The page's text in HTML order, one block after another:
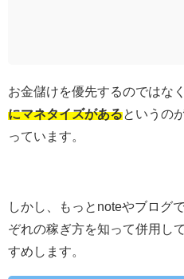
お金儲けを優先するのではなく
にマネタイズがあるというの
っています。
しかし、もっとnoteやブログ
ぞれの稼ぎ方を知って併用し
すめします。